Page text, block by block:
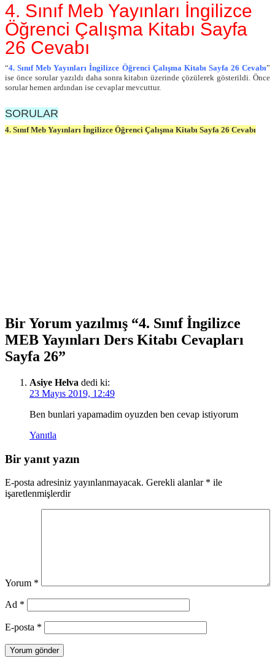
4. Sınıf Meb Yayınları İngilizce
Öğrenci Çalışma Kitabı Sayfa
26 Cevabı
“4. Sınıf Meb Yayınları İngilizce Öğrenci Çalışma Kitabı Sayfa 26 Cevabı”
ise önce sorular yazıldı daha sonra kitabın üzerinde çözülerek gösterildi. Önce
sorular hemen ardından ise cevaplar mevcuttur.
SORULAR
4. Sınıf Meb Yayınları İngilizce Öğrenci Çalışma Kitabı Sayfa 26 Cevabı
Bir Yorum yazılmış “4. Sınıf İngilizce
MEB Yayınları Ders Kitabı Cevapları
Sayfa 26”
Asiye Helva dedi ki:
23 Mayıs 2019, 12:49
Ben bunlari yapamadim oyuzden ben cevap istiyorum
Yanıtla
Bir yanıt yazın
E-posta adresiniz yayınlanmayacak. Gerekli alanlar * ile
işaretlenmişlerdir
Yorum *
Ad *
E-posta *